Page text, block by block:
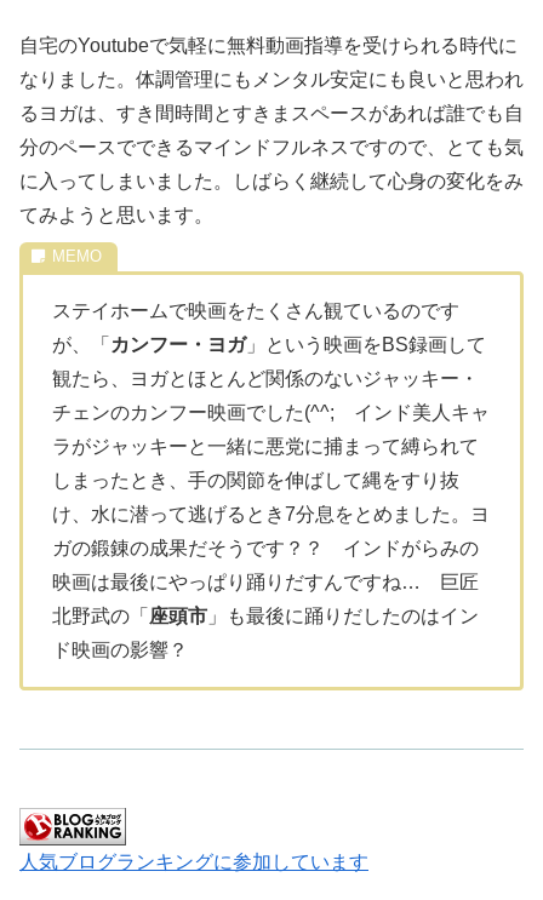
自宅のYoutubeで気軽に無料動画指導を受けられる時代に
なりました。体調管理にもメンタル安定にも良いと思われ
るヨガは、すき間時間とすきまスペースがあれば誰でも自
分のペースでできるマインドフルネスですので、とても気
に入ってしまいました。しばらく継続して心身の変化をみ
てみようと思います。
ステイホームで映画をたくさん観ているのです
が、「 カンフー・ヨガ」という映画をBS録画して
観たら、ヨガとほとんど関係のないジャッキー・
チェンのカンフー映画でした(^^; インド美人キャ
ラがジャッキーと一緒に悪党に捕まって縛られて
しまったとき、手の関節を伸ばして縄をすり抜
け、水に潜って逃げるとき7分息をとめました。ヨ
ガの鍛錬の成果だそうです？？ インドがらみの
映画は最後にやっぱり踊りだすんですね… 巨匠
北野武の「 座頭市 」も最後に踊りだしたのはイン
ド映画の影響？
人気ブログランキングに参加しています